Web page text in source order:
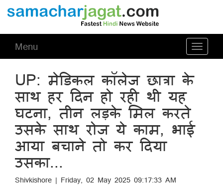
Toggle
Menu
UP: मेडिकल कॉलेज छात्रा के
साथ हर दिन हो रही थी यह
घटना, तीन लड़के मिल करते
उसके साथ रोज ये काम, भाई
आया बचाने तो कर दिया
उसका...
Shivkishore | Friday, 02 May 2025 09:17:33 AM